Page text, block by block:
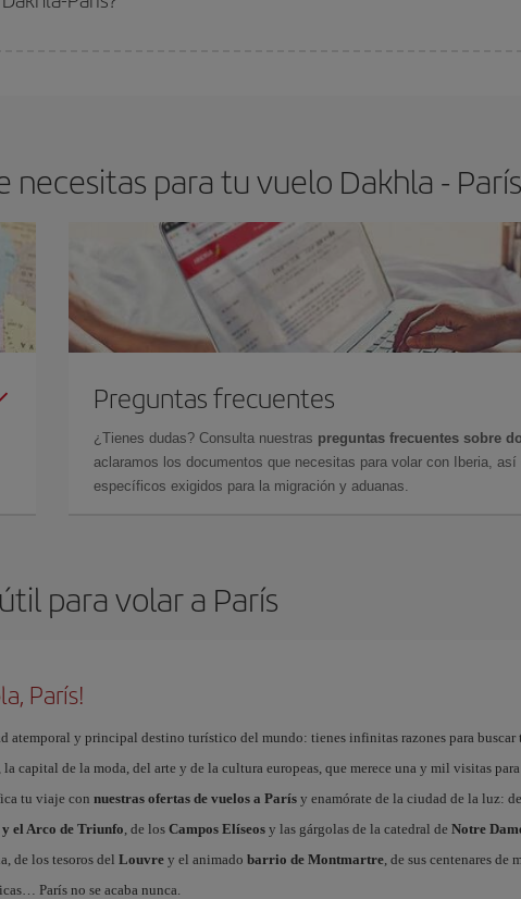
para tu vuelo Dakhla - París
Preguntas frecuentes
¿Tienes dudas? Consulta nuestras preguntas frecuentes sobre
aclaramos los documentos que necesitas para volar con Iberia,
específicos exigidos para la migración y aduanas.
para volar a París
París!
atemporal y principal destino turístico del mundo: tienes infinitas razones para buscar
la capital de la moda, del arte y de la cultura europeas, que merece una y mil visitas
tu viaje con nuestras ofertas de vuelos a Parísy enamórate de la ciudad de la luz:
el Arco de Triunfo, de los Campos Elíseosy las gárgolas de la catedral de Notre
de los tesoros del Louvrey el animado barrio de Montmartre, de sus centenares de
París no se acaba nunca.